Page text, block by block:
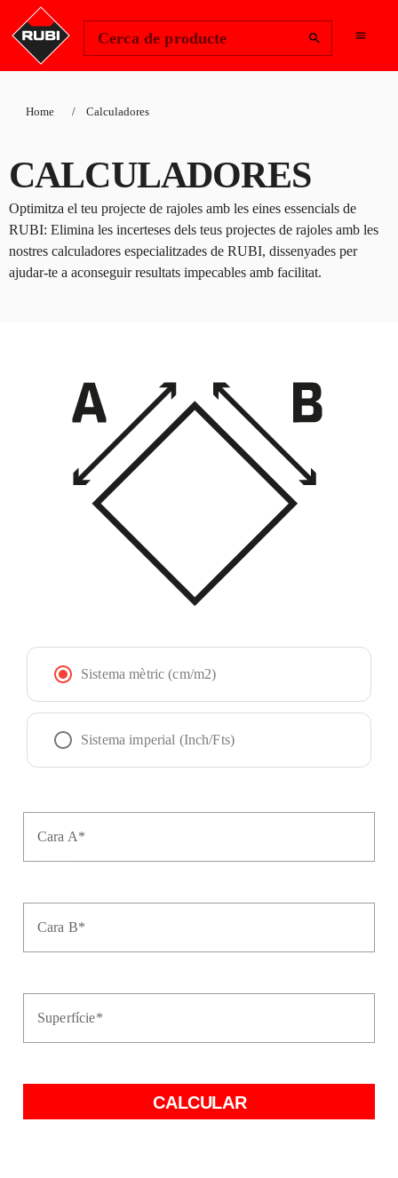
Cerca de producte
Home Calculadores
CALCULADORES
Optimitza el teu projecte de rajoles amb les eines essencials de
RUBI: Elimina les incerteses dels teus projectes de rajoles amb les
nostres calculadores especialitzades de RUBI, dissenyades per
ajudar-te a aconseguir resultats impecables amb facilitat.
Sistema mètric (cm/m2)
Sistema imperial (Inch/Fts)
Cara A*
Cara B*
Superfície*
CALCULAR